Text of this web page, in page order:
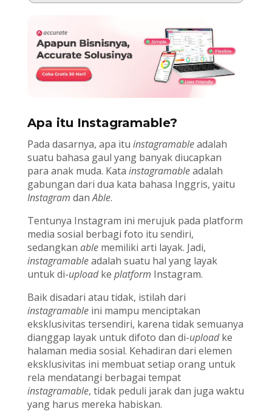
Apa itu Instagramable?
Pada dasarnya, apa itu instagramableadalah
suatu bahasa gaul yang banyak diucapkan
para anak muda. Kata instagramableadalah
gabungan dari dua kata bahasa Inggris, yaitu
Instagram danAble.
Tentunya Instagram ini merujuk pada platform
media sosial berbagi foto itu sendiri,
sedangkan ablememiliki arti layak. Jadi,
instagramableadalah suatu hal yang layak
untuk di-uploadke platform Instagram.
Baik disadari atau tidak, istilah dari
instagramableini mampu menciptakan
eksklusivitas tersendiri, karena tidak semuanya
dianggap layak untuk difoto dan di-uploadke
halaman media sosial. Kehadiran dari elemen
eksklusivitas ini membuat setiap orang untuk
rela mendatangi berbagai tempat
instagramable, tidak peduli jarak dan juga waktu
yang harus mereka habiskan.